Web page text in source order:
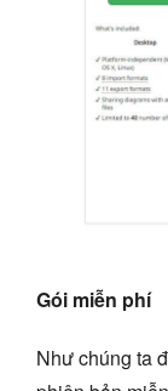
Gói miễn phí
Như chúng ta